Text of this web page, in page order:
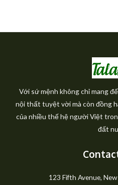
Với sứ mệnh không chỉ mang
nội thất tuyệt vời mà còn đồng
của nhiều thế hệ người Việt
đất
123 Fifth Avenue,